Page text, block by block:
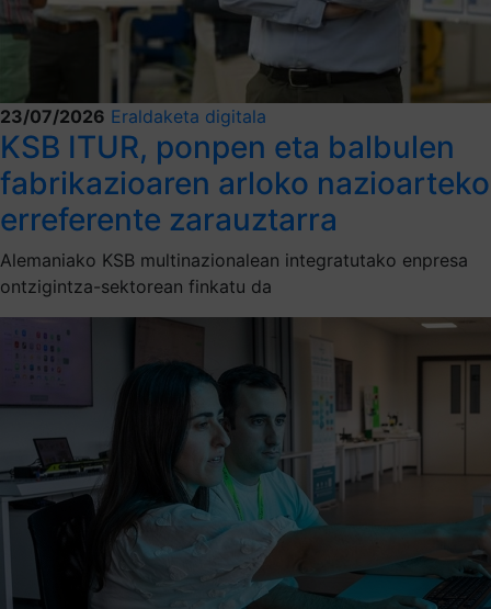
23/07/2026 Eraldaketa digitala
KSB ITUR, ponpen eta balbulen
fabrikazioaren arloko nazioarteko
erreferente zarauztarra
Alemaniako KSB multinazionalean integratutako enpresa
ontzigintza-sektorean finkatu da